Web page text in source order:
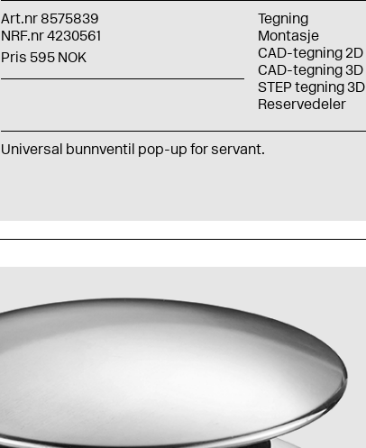
Art.nr 8575839
NRF.nr 4230561
Pris 595 NOK
Tegning
Montasje
CAD-tegning 2D
CAD-tegning 3D
STEP tegning 3D
Reservedeler
Universal bunnventil pop-up for servant.